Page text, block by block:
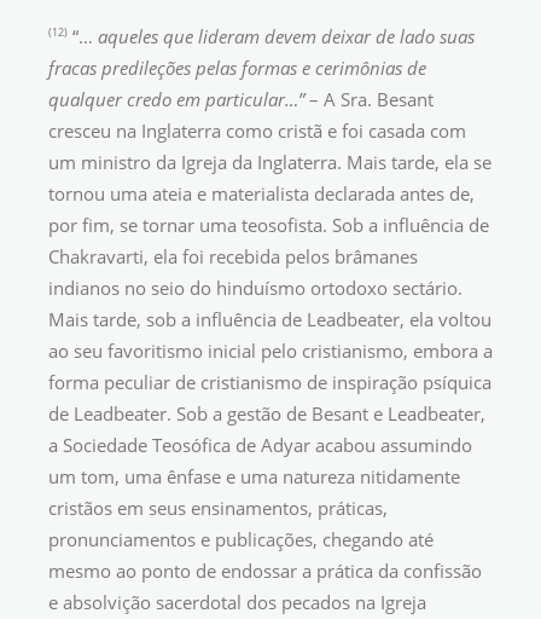
(12) “… aqueles que lideram devem deixar de lado suas
fracas predileções pelas formas e cerimônias de
qualquer credo em particular…”– A Sra. Besant
cresceu na Inglaterra como cristã e foi casada com
um ministro da Igreja da Inglaterra. Mais tarde, ela se
tornou uma ateia e materialista declarada antes de,
por fim, se tornar uma teosofista. Sob a influência de
Chakravarti, ela foi recebida pelos brâmanes
indianos no seio do hinduísmo ortodoxo sectário.
Mais tarde, sob a influência de Leadbeater, ela voltou
ao seu favoritismo inicial pelo cristianismo, embora a
forma peculiar de cristianismo de inspiração psíquica
de Leadbeater. Sob a gestão de Besant e Leadbeater,
a Sociedade Teosófica de Adyar acabou assumindo
um tom, uma ênfase e uma natureza nitidamente
cristãos em seus ensinamentos, práticas,
pronunciamentos e publicações, chegando até
mesmo ao ponto de endossar a prática da confissão
e absolvição sacerdotal dos pecados na Igreja